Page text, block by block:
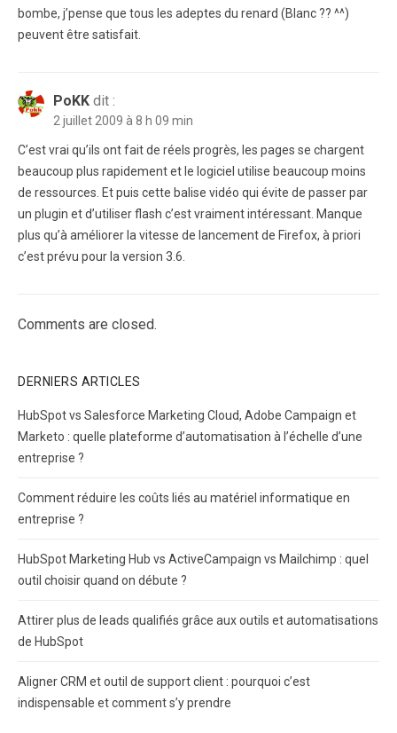
bombe, j’pense que tous les adeptes du renard (Blanc ?? ^^)
peuvent être satisfait.
PoKK dit :
2 juillet 2009 à 8 h 09 min
C’est vrai qu’ils ont fait de réels progrès, les pages se chargent
beaucoup plus rapidement et le logiciel utilise beaucoup moins
de ressources. Et puis cette balise vidéo qui évite de passer par
un plugin et d’utiliser flash c’est vraiment intéressant. Manque
plus qu’à améliorer la vitesse de lancement de Firefox, à priori
c’est prévu pour la version 3.6.
Comments are closed.
DERNIERS ARTICLES
HubSpot vs Salesforce Marketing Cloud, Adobe Campaign et
Marketo : quelle plateforme d’automatisation à l’échelle d’une
entreprise ?
Comment réduire les coûts liés au matériel informatique en
entreprise ?
HubSpot Marketing Hub vs ActiveCampaign vs Mailchimp : quel
outil choisir quand on débute ?
Attirer plus de leads qualifiés grâce aux outils et automatisations
de HubSpot
Aligner CRM et outil de support client : pourquoi c’est
indispensable et comment s’y prendre